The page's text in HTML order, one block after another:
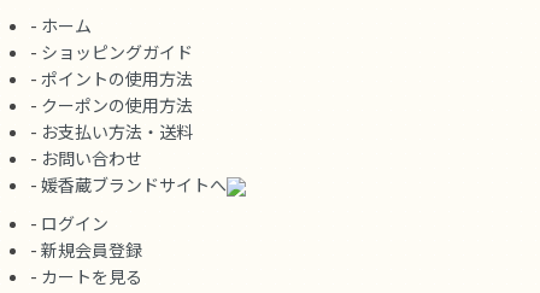
- ホーム
- ショッピングガイド
- ポイントの使用方法
- クーポンの使用方法
- お支払い方法・送料
- お問い合わせ
- 媛香蔵ブランドサイトへ
- ログイン
- 新規会員登録
- カートを見る